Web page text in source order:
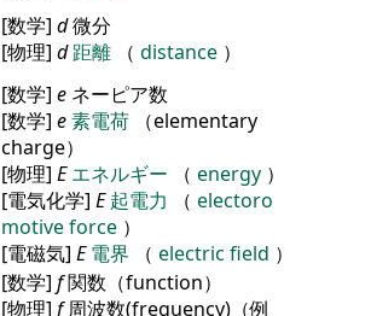
[数学] d微分
[物理] d 距離 （ distance ）
[数学] e ネーピア数
[数学] e素電荷
（elementary
charge）
[物理] E エネルギー （ energy ）
[電気化学] E 起電力 （ electoro
motive force ）
[電磁気] E 電界 （ electric field ）
[数学] f関数（function）
[物理] f周波数(frequency)（例